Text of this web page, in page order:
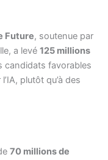
Future, soutenue par
a levé125 millions
candidats favorables
plutôt qu’à des
70 millions de